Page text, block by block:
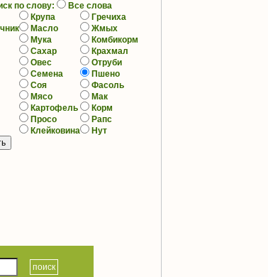
по слову:
Все слова
Крупа
Гречиха
Масло
Жмых
Мука
Комбикорм
Сахар
Крахмал
Овес
Отруби
Семена
Пшено
Соя
Фасоль
Мясо
Мак
Картофель
Корм
Просо
Рапс
Клейковина Нут